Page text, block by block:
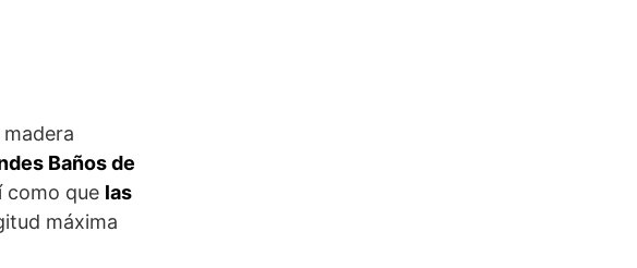
Baños de
como que las
máxima